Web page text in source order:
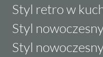
Styl retro w
Styl
Styl